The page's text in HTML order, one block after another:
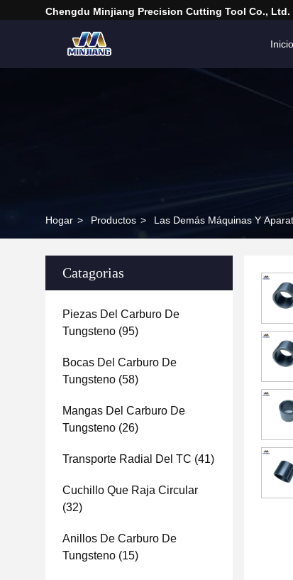
Chengdu Minjiang Precision Cutting Tool Co., Ltd.
Inicio
Hogar > Productos > Las Demás Máquinas Y
Catagorias
Piezas Del Carburo De
Tungsteno (95)
Bocas Del Carburo De
Tungsteno (58)
Mangas Del Carburo De
Tungsteno (26)
Transporte Radial Del TC (41)
Cuchillo Que Raja Circular
(32)
Anillos De Carburo De
Tungsteno (15)